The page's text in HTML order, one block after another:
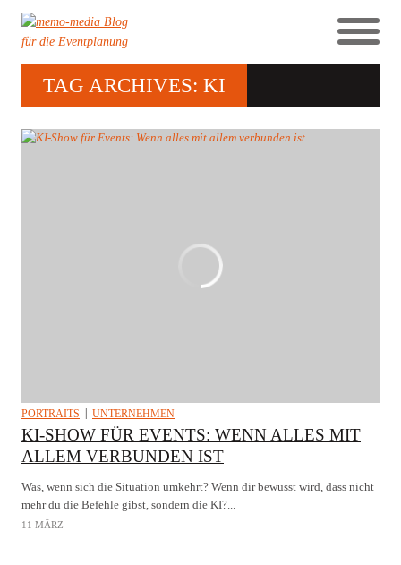
TAG ARCHIVES: KI
PORTRAITS UNTERNEHMEN
KI-SHOW FÜR EVENTS: WENN ALLES MIT
ALLEM VERBUNDEN IST
Was, wenn sich die Situation umkehrt? Wenn dir bewusst wird, dass nicht
mehr du die Befehle gibst, sondern die KI?...
11 MÄRZ